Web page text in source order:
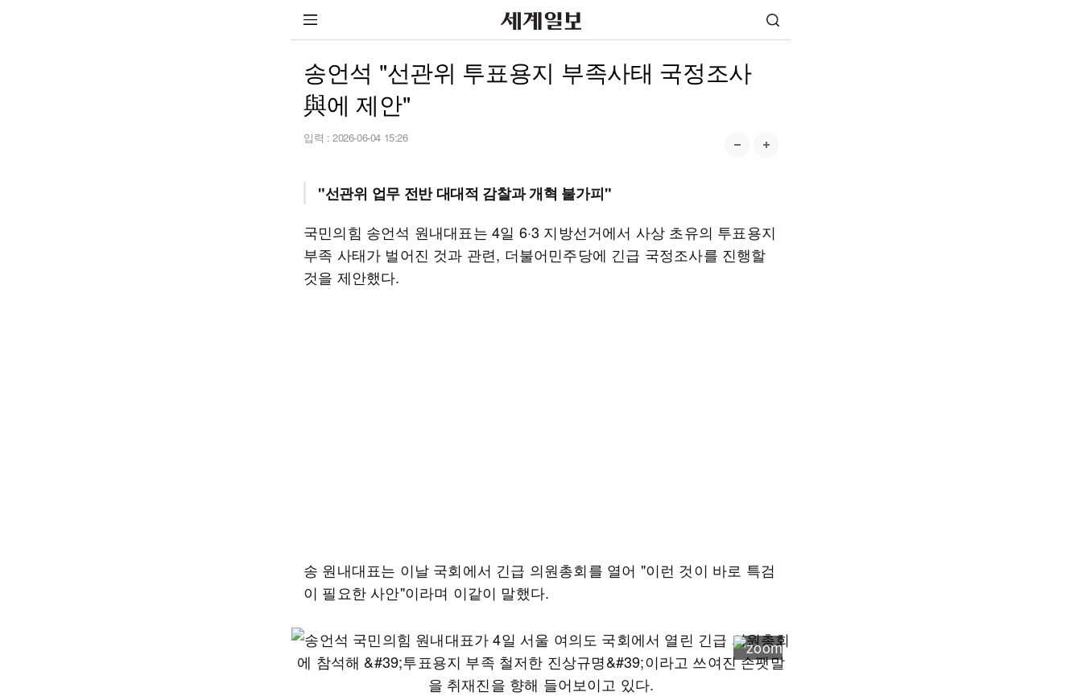
송언석 "선관위 투표용지 부족사태 국정조사
與에 제안"
입력 : 2026-06-04 15:26
"선관위 업무 전반 대대적 감찰과 개혁 불가피"
국민의힘 송언석 원내대표는 4일 6·3 지방선거에서 사상 초유의 투표용지
부족 사태가 벌어진 것과 관련, 더불어민주당에 긴급 국정조사를 진행할
것을 제안했다.
송 원내대표는 이날 국회에서 긴급 의원총회를 열어 "이런 것이 바로 특검
이 필요한 사안"이라며 이같이 말했다.